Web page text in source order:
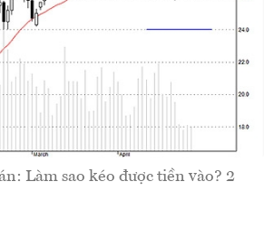
Làm sao kéo được tiền vào? 2